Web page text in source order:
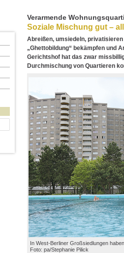
Verarmende
Soziale Mischung gut –
Abreißen, umsiedeln,
„Ghettobildung“ bekämpfen und
Gerichtshof hat das zwar
Durchmischung von Quartieren
In West-Berliner Großsiedlungen
Foto: pa/Stephanie Pilick